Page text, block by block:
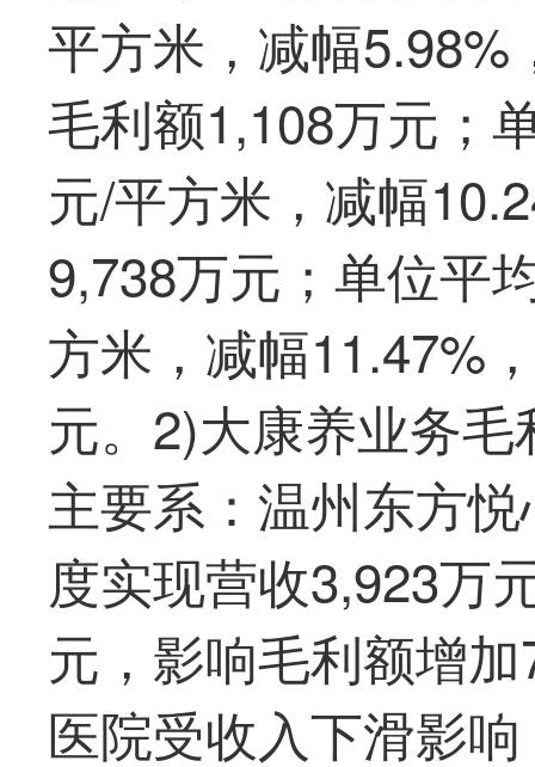
平方米，减幅
毛利额1,108万元；
元/平方米，减幅
9,738万元；单位平
方米，减幅11.47%
元。2)大康养业务
主要系：温州东方
度实现营收3,923万
元，影响毛利额增
医院受收入下滑影